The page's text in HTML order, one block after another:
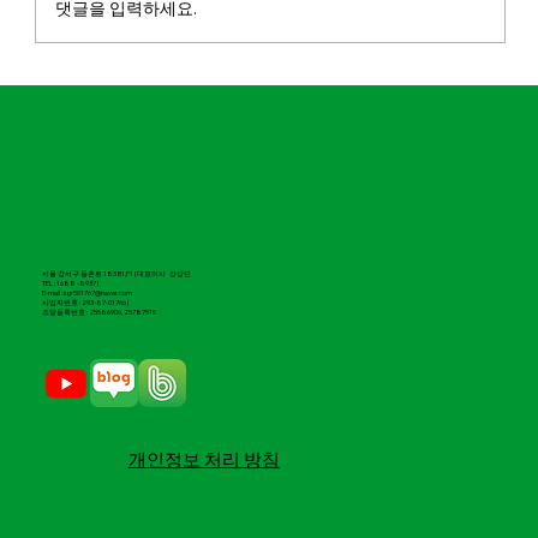
댓글을 입력하세요.
서울 강서구 등촌로 183 B1,F1 | 대표이사 강상민
TEL : 1688 -8937 |
E-mail : sgr501767@naver.com
​사업자번호 : 293-87-01766 |
조달등록번호 : 25586906, 25787515
​개인정보 처리 방침